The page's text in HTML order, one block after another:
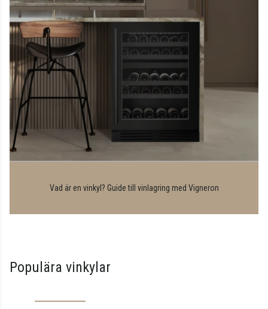
Vad är en vinkyl? Guide till vinlagring med Vigneron
Populära vinkylar